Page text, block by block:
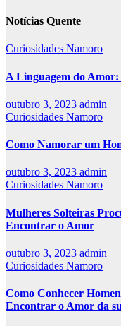
Notícias Quente
Curiosidades Namoro
A Linguagem do
outubro 3, 2023 admin
Curiosidades Namoro
Como Namorar um
outubro 3, 2023 admin
Curiosidades Namoro
Mulheres Solteiras
Encontrar o Amor
outubro 3, 2023 admin
Curiosidades Namoro
Como Conhecer
Encontrar o Amor da